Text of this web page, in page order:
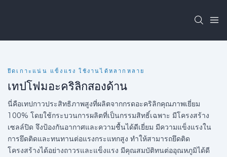
ยึดเกาะแน่น แข็งแรง ใช้งานได้หลากหลาย
เทปโฟมอะคริลิกสองด้าน
นี่คือเทปกาวประสิทธิภาพสูงที่ผลิตจากกรดอะคริลิกคุณภาพเยี่ยม
100% โดยใช้กระบวนการผลิตที่เป็นกรรมสิทธิ์เฉพาะ มีโครงสร้าง
เซลล์ปิด จึงป้องกันอากาศและความชื้นได้ดีเยี่ยม มีความแข็งแรงใน
การยึดติดและทนทานต่อแรงกระแทกสูง ทำให้สามารถยึดติด
โครงสร้างได้อย่างถาวรและแข็งแรง มีคุณสมบัติทนต่ออุณหภูมิได้ดี